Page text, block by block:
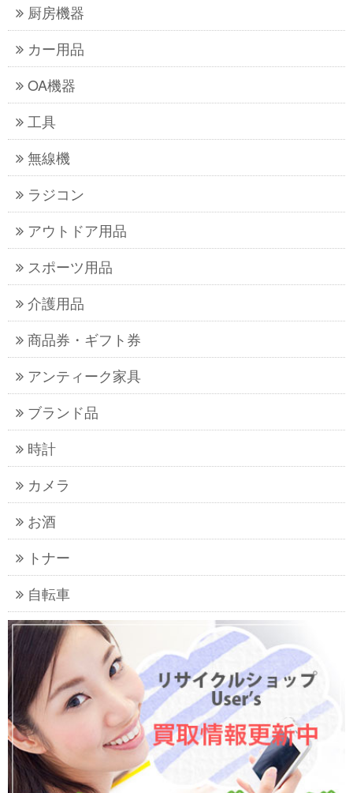
厨房機器
カー用品
OA機器
工具
無線機
ラジコン
アウトドア用品
スポーツ用品
介護用品
商品券・ギフト券
アンティーク家具
ブランド品
時計
カメラ
お酒
トナー
自転車